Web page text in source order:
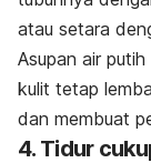
atau setara
Asupan air
kulit tetap
dan membuat
4. Tidur